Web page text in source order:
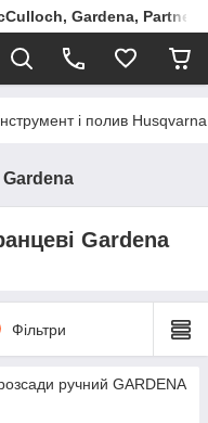
Gardena, Partner
і полив
Gardena
Gardena
Фільтри
ручний GARDENA